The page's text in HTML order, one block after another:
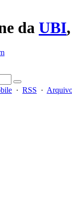
da UBI
· RSS ·